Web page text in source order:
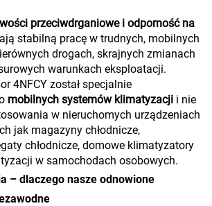
przeciwdrganiowe i odporność na
stabilną pracę w trudnych, mobilnych
drogach, skrajnych zmianach
warunkach eksploatacji.
4NFCY został specjalnie
mobilnych systemów klimatyzacji i nie
w nieruchomych urządzeniach
jak magazyny chłodnicze,
chłodnicze, domowe klimatyzatory
w samochodach osobowych.
– dlaczego nasze odnowione